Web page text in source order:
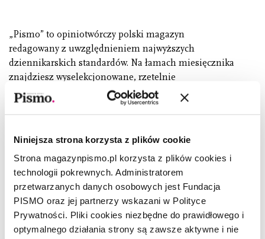
Niniejsza strona korzysta z plików cookie
Strona magazynpismo.pl korzysta z plików cookies i
technologii pokrewnych. Administratorem
przetwarzanych danych osobowych jest Fundacja
PISMO oraz jej partnerzy wskazani w Polityce
Prywatności. Pliki cookies niezbędne do prawidłowego i
optymalnego działania strony są zawsze aktywne i nie
„Pismo” to opiniotwórczy polski magazyn
redagowany z uwzględnieniem najwyższych
dziennikarskich standardów. Na łamach miesięcznika
znajdziesz wyselekcjonowane, rzetelnie
przygotowane, wysokiej jakości treści o zjawiskach
i trendach w ekonomii, polityce, technologii oraz
teksty takich autorów i autorek jak: Katarzyna Kasia,
Tomasz Stawiszyński, Justyna Dąbrowska, Andrzej
Leder, Karolina Lewestam, Kamil Fejfer, Zuzanna
Kowalczyk, Łukasz Lamża.
CZYTAJ I SŁUCHAJ JAK CI